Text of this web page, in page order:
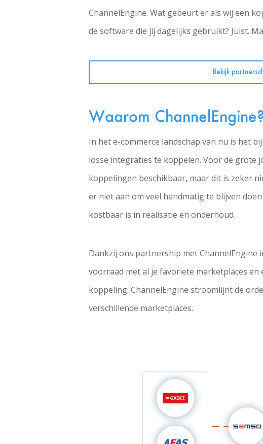
ChannelEngine. Wat gebeurt er als wij een
de software die jij dagelijks gebruikt? Juist.
Bekijk
Waarom ChannelEngine?
In het e-commerce landschap van nu is het
losse integraties te koppelen. Voor de grote
koppelingen beschikbaar, maar dit is zeker
er niet aan om veel handmatig te blijven
kostbaar is in realisatie en onderhoud.
Dankzij ons partnership met
voorraad met al je favoriete marketplaces en
koppeling. ChannelEngine stroomlijnt de
verschillende marketplaces.